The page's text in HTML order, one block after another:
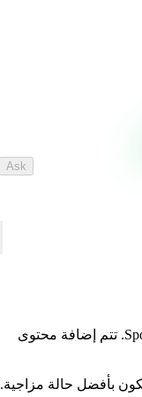
Ask
استمتِع بمجموعة أغانٍ حسب أي فنان أو ألبوم أو أغنية، على راديو Spotify. تتم إضافة محتوى
تكون بأفضل حالة مزاجية.